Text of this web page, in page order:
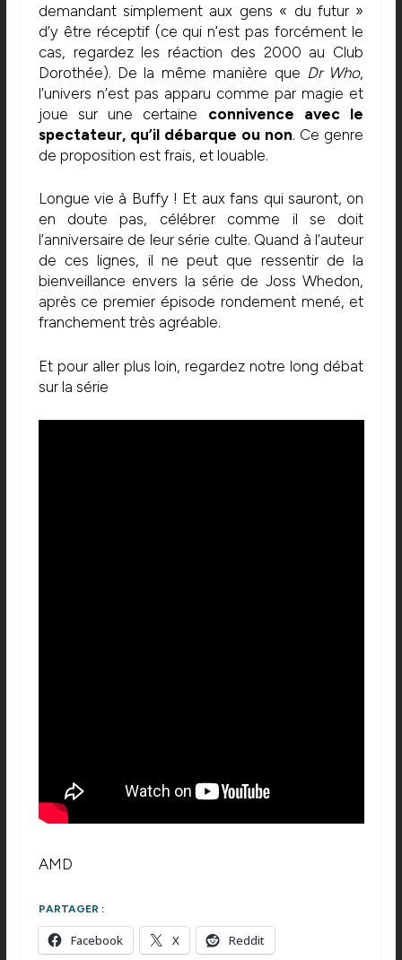
demandant simplement aux gens « du futur »
d’y être réceptif (ce qui n’est pas forcément le
cas, regardez les réaction des 2000 au Club
Dorothée). De la même manière que Dr Who,
l’univers n’est pas apparu comme par magie et
joue sur une certaine connivence avec le
spectateur, qu’il débarque ou non. Ce genre
de proposition est frais, et louable.
Longue vie à Buffy ! Et aux fans qui sauront, on
en doute pas, célébrer comme il se doit
l’anniversaire de leur série culte. Quand à l’auteur
de ces lignes, il ne peut que ressentir de la
bienveillance envers la série de Joss Whedon,
après ce premier épisode rondement mené, et
franchement très agréable.
Et pour aller plus loin, regardez notre long débat
sur la série
AMD
PARTAGER :
Facebook X Reddit